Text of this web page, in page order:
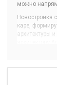
можно
Новостройка
каре,
архитектуры
проезды и
сад на 125